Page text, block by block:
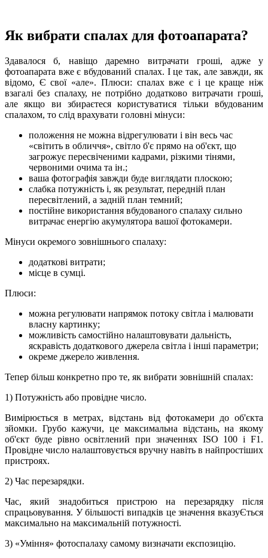
Як вибрати спалах для фотоапарата?
Здавалося б, навіщо даремно витрачати гроші, адже у
фотоапарата вже є вбудований спалах. І це так, але завжди, як
відомо, Є свої «але». Плюси: спалах вже є і це краще ніж
взагалі без спалаху, не потрібно додатково витрачати гроші,
але якщо ви збираєтеся користуватися тільки вбудованим
спалахом, то слід врахувати головні мінуси:
положення не можна відрегулювати і він весь час
«світить в обличчя», світло б'є прямо на об'єкт, що
загрожує пересвіченими кадрами, різкими тінями,
червоними очима та ін.;
ваша фотографія завжди буде виглядати плоскою;
слабка потужність і, як результат, передній план
пересвітлений, а задній план темний;
постійне використання вбудованого спалаху сильно
витрачає енергію акумулятора вашої фотокамери.
Мінуси окремого зовнішнього спалаху:
додаткові витрати;
місце в сумці.
Плюси:
можна регулювати напрямок потоку світла і малювати
власну картинку;
можливість самостійно налаштовувати дальність,
яскравість додаткового джерела світла і інші параметри;
окреме джерело живлення.
Тепер більш конкретно про те, як вибрати зовнішній спалах:
1) Потужність або провідне число.
Вимірюється в метрах, відстань від фотокамери до об'єкта
зйомки. Грубо кажучи, це максимальна відстань, на якому
об'єкт буде рівно освітлений при значеннях ISO 100 і F1.
Провідне число налаштовується вручну навіть в найпростіших
пристроях.
2) Час перезарядки.
Час, який знадобиться пристрою на перезарядку після
спрацьовування. У більшості випадків це значення вказуЄться
максимально на максимальній потужності.
3) «Уміння» фотоспалаху самому визначати експозицію.